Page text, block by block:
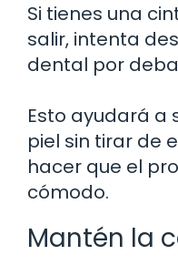
Si tienes una
salir, intenta
dental por
Esto ayudará a
piel sin tirar de
hacer que el
cómodo.
Mantén la